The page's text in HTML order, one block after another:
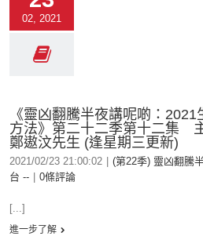
02, 2021
《靈凶翻騰半夜講呢啲：
方法》第二十二季第十二集
鄭遨汶先生 (逢星期三更新)
2021/02/23 21:00:02 (第22季) 靈凶翻騰
台 --
0條評論
[...]
進一步了解